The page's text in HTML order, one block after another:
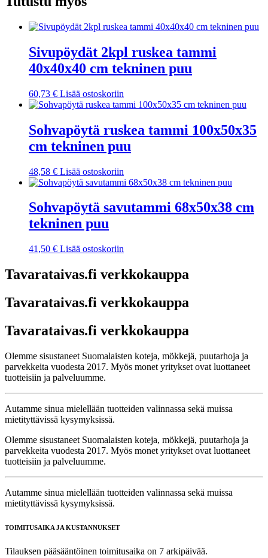
Sivupöydät 2kpl ruskea tammi
40x40x40 cm tekninen puu
60,73 € Lisää ostoskoriin
Sohvapöytä ruskea tammi 100x50x35
cm tekninen puu
48,58 € Lisää ostoskoriin
Sohvapöytä savutammi 68x50x38 cm
tekninen puu
41,50 € Lisää ostoskoriin
Tavarataivas.fi verkkokauppa
Tavarataivas.fi verkkokauppa
Tavarataivas.fi verkkokauppa
Olemme sisustaneet Suomalaisten koteja, mökkejä, puutarhoja ja
parvekkeita vuodesta 2017. Myös monet yritykset ovat luottaneet
tuotteisiin ja palveluumme.
Autamme sinua mielellään tuotteiden valinnassa sekä muissa
mietityttävissä kysymyksissä.
Olemme sisustaneet Suomalaisten koteja, mökkejä, puutarhoja ja
parvekkeita vuodesta 2017. Myös monet yritykset ovat luottaneet
tuotteisiin ja palveluumme.
Autamme sinua mielellään tuotteiden valinnassa sekä muissa
mietityttävissä kysymyksissä.
TOIMITUSAIKA JA KUSTANNUKSET
Tilauksen pääsääntöinen toimitusaika on 7 arkipäivää.